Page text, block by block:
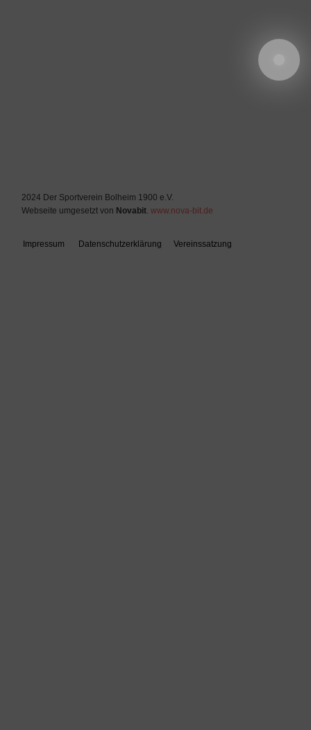
2024 Der Sportverein Bolheim 1900 e.V.
Webseite umgesetzt von Novabit. www.nova-bit.de
Impressum Datenschutzerklärung Vereinssatzung